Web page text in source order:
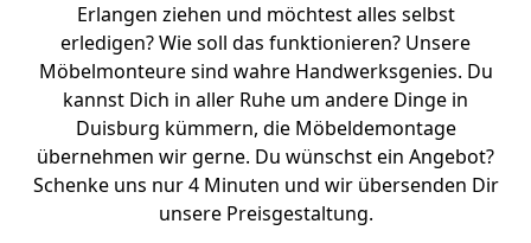
Erlangen ziehen und möchtest alles selbst
erledigen? Wie soll das funktionieren? Unsere
Möbelmonteure sind wahre Handwerksgenies. Du
kannst Dich in aller Ruhe um andere Dinge in
Duisburg kümmern, die Möbeldemontage
übernehmen wir gerne. Du wünschst ein Angebot?
Schenke uns nur 4 Minuten und wir übersenden Dir
unsere Preisgestaltung.